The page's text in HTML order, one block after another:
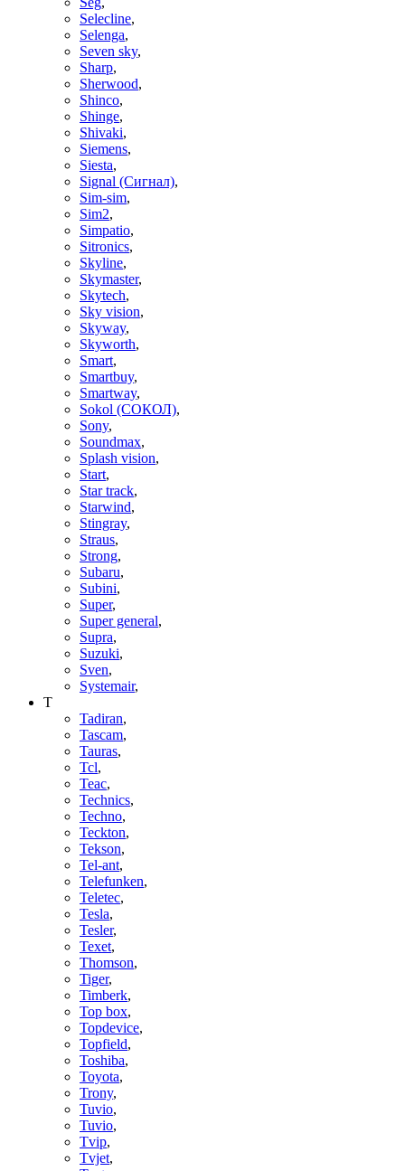
Selecline,
Selenga,
Seven sky,
Sharp,
Sherwood,
Shinco,
Shinge,
Shivaki,
Siemens,
Siesta,
Signal (Сигнал),
Sim-sim,
Sim2,
Simpatio,
Sitronics,
Skyline,
Skymaster,
Skytech,
Sky vision,
Skyway,
Skyworth,
Smart,
Smartbuy,
Smartway,
Sokol (СОКОЛ),
Sony,
Soundmax,
Splash vision,
Start,
Star track,
Starwind,
Stingray,
Straus,
Strong,
Subaru,
Subini,
Super,
Super general,
Supra,
Suzuki,
Sven,
Systemair,
T
Tadiran,
Tascam,
Tauras,
Tcl,
Teac,
Technics,
Techno,
Teckton,
Tekson,
Tel-ant,
Telefunken,
Teletec,
Tesla,
Tesler,
Texet,
Thomson,
Tiger,
Timberk,
Top box,
Topdevice,
Topfield,
Toshiba,
Toyota,
Trony,
Tuvio,
Tuvio,
Tvip,
Tvjet,